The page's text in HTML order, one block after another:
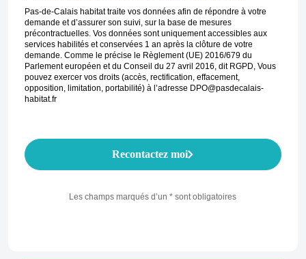
Pas-de-Calais habitat traite vos données afin de répondre à votre
demande et d’assurer son suivi, sur la base de mesures
précontractuelles. Vos données sont uniquement accessibles aux
services habilités et conservées 1 an après la clôture de votre
demande. Comme le précise le Règlement (UE) 2016/679 du
Parlement européen et du Conseil du 27 avril 2016, dit RGPD, Vous
pouvez exercer vos droits (accès, rectification, effacement,
opposition, limitation, portabilité) à l’adresse DPO@pasdecalais-
habitat.fr
Recontactez moi
Les champs marqués d’un * sont obligatoires